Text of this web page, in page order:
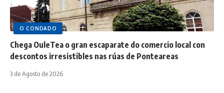
O CONDADO
Chega OuleTea o gran escaparate do comercio local con
descontos irresistibles nas rúas de Ponteareas
3 de Agosto de 2026